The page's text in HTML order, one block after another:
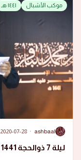
موكب الأشبال ١٤٤١ هـ
A
ashbaal
·
2020-07-28
ليلة 7 ذوالحجة 1441 هجرية